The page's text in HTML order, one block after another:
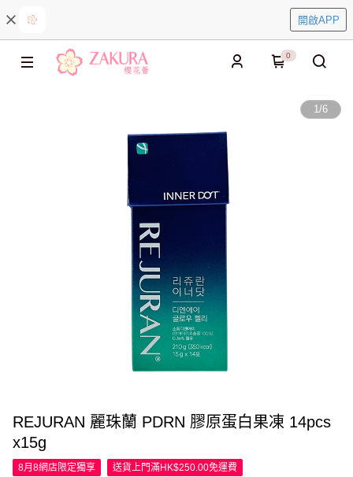
開啟APP
0
1/6
REJURAN 麗珠蘭 PDRN 膠原蛋白果凍 14pcs
x15g
8月8網店限定獨享 送貨上門滿HK$250.00免運費